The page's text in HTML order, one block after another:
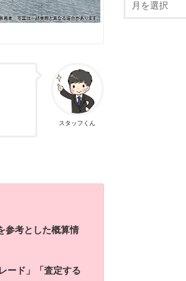
スタッフくん
参考とした概算情
ード」「査定する